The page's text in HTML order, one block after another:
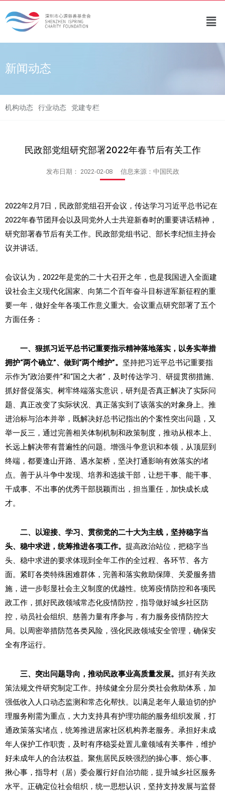
新闻动态
机构动态 行业动态 党建专栏
民政部党组研究部署2022年春节后有关工作
发布日期： 2022-02-08 信息来源：中国民政
2022年2月7日，民政部党组召开会议，传达学习习近平总书记在
2022年春节团拜会以及同党外人士共迎新春时的重要讲话精神，
研究部署春节后有关工作。民政部党组书记、部长李纪恒主持会
议并讲话。
会议认为，2022年是党的二十大召开之年，也是我国进入全面建
设社会主义现代化国家、向第二个百年奋斗目标进军新征程的重
要一年，做好全年各项工作意义重大。会议重点研究部署了五个
方面任务：
一、狠抓习近平总书记重要指示精神落地落实，以务实举措
拥护“两个确立”、做到“两个维护”。 坚持把习近平总书记重要指
示作为“政治要件”和“国之大者”，及时传达学习、研提贯彻措施、
抓好督促落实。树牢终端落实意识，研判是否真正解决了实际问
题、真正改变了实际状况、真正落实到了该落实的对象身上。推
进治标与治本并举，既解决好总书记指出的个案性突出问题，又
举一反三，通过完善相关体制机制和政策制度，推动从根本上、
长远上解决带有普遍性的问题。增强斗争意识和本领，从顶层到
终端，都要逢山开路、遇水架桥，坚决打通影响有效落实的堵
点。善于从斗争中发现、培养和选拔干部，让想干事、能干事、
干成事、不出事的优秀干部脱颖而出，担当重任，加快成长成
才。
二、以迎接、学习、贯彻党的二十大为主线，坚持稳字当
头、稳中求进，统筹推进各项工作。 提高政治站位，把稳字当
头、稳中求进的要求体现到全年工作的全过程、各环节、各方
面。紧盯各类特殊困难群体，完善和落实救助保障、关爱服务措
施，进一步彰显社会主义制度的优越性。统筹疫情防控和各项民
政工作，抓好民政领域常态化疫情防控，指导做好城乡社区防
控，动员社会组织、慈善力量有序参与，有力服务疫情防控大
局。以周密举措防范各类风险，强化民政领域安全管理，确保安
全有序运行。
三、突出问题导向，推动民政事业高质量发展。 抓好有关政
策法规文件研究制定工作。持续健全分层分类社会救助体系，加
强低收入人口动态监测和常态化帮扶。以满足老年人最迫切的护
理服务刚需为重点，大力支持具有护理功能的服务组织发展，打
通政策落实堵点，统筹推进居家社区机构养老服务。承担好未成
年人保护工作职责，及时有序稳妥处置儿童领域有关事件，维护
好未成年人的合法权益。聚焦居民反映强烈的操心事、烦心事、
揪心事，指导村（居）委会履行好自治功能，提升城乡社区服务
水平。正确定位社会组织，统一思想认识，坚持支持发展与监督